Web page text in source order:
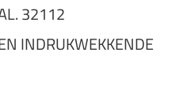
32112
INDRUKWEKKENDE